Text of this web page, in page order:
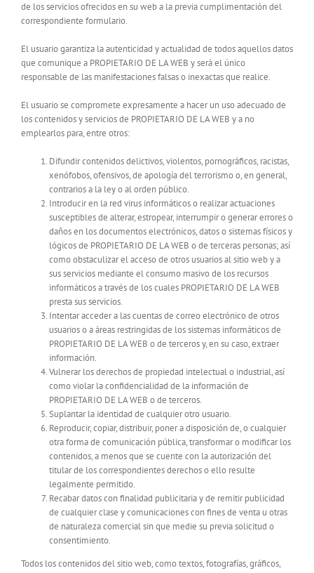
de los servicios ofrecidos en su web a la previa cumplimentación del
correspondiente formulario.
El usuario garantiza la autenticidad y actualidad de todos aquellos datos
que comunique a PROPIETARIO DE LA WEB y será el único
responsable de las manifestaciones falsas o inexactas que realice.
El usuario se compromete expresamente a hacer un uso adecuado de
los contenidos y servicios de PROPIETARIO DE LA WEB y a no
emplearlos para, entre otros:
Difundir contenidos delictivos, violentos, pornográficos, racistas,
xenófobos, ofensivos, de apología del terrorismo o, en general,
contrarios a la ley o al orden público.
Introducir en la red virus informáticos o realizar actuaciones
susceptibles de alterar, estropear, interrumpir o generar errores o
daños en los documentos electrónicos, datos o sistemas físicos y
lógicos de PROPIETARIO DE LA WEB o de terceras personas; así
como obstaculizar el acceso de otros usuarios al sitio web y a
sus servicios mediante el consumo masivo de los recursos
informáticos a través de los cuales PROPIETARIO DE LA WEB
presta sus servicios.
Intentar acceder a las cuentas de correo electrónico de otros
usuarios o a áreas restringidas de los sistemas informáticos de
PROPIETARIO DE LA WEB o de terceros y, en su caso, extraer
información.
Vulnerar los derechos de propiedad intelectual o industrial, así
como violar la confidencialidad de la información de
PROPIETARIO DE LA WEB o de terceros.
Suplantar la identidad de cualquier otro usuario.
Reproducir, copiar, distribuir, poner a disposición de, o cualquier
otra forma de comunicación pública, transformar o modificar los
contenidos, a menos que se cuente con la autorización del
titular de los correspondientes derechos o ello resulte
legalmente permitido.
Recabar datos con finalidad publicitaria y de remitir publicidad
de cualquier clase y comunicaciones con fines de venta u otras
de naturaleza comercial sin que medie su previa solicitud o
consentimiento.
Todos los contenidos del sitio web, como textos, fotografías, gráficos,